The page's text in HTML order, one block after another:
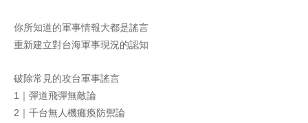
你所知道的軍事情報大都是謠言
重新建立對台海軍事現況的認知
破除常見的攻台軍事謠言
1｜彈道飛彈無敵論
2｜千台無人機癱瘓防禦論